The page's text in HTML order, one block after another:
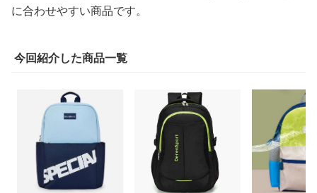
に合わせやすい商品です。
今回紹介した商品一覧